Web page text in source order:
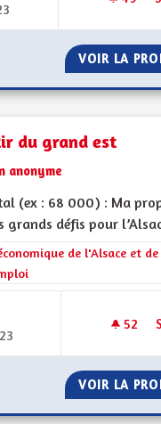
VOIR LA
du grand est
anonyme
(ex : 68 000) : Ma
grands défis pour
de la catégorie :
de l'Alsace et de
52
VOIR LA